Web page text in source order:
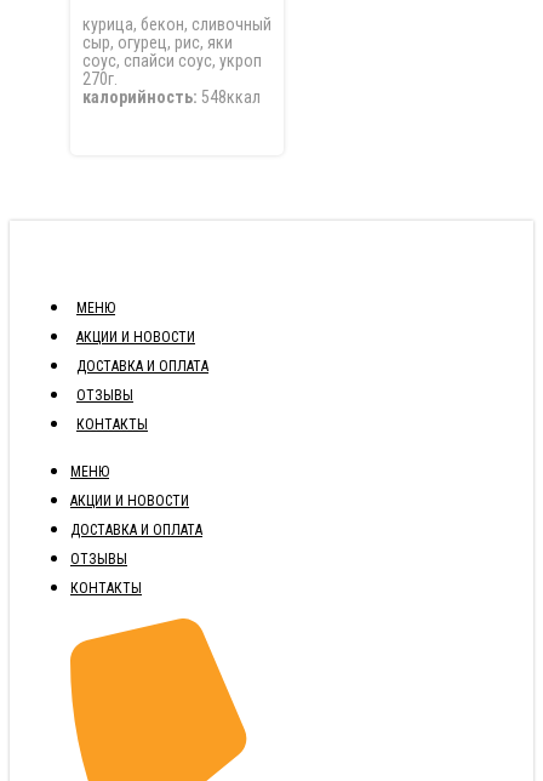
курица, бекон, сливочный
сыр, огурец, рис, яки
соус, спайси соус, укроп
270г.
калорийность: 548ккал
МЕНЮ
АКЦИИ И НОВОСТИ
ДОСТАВКА И ОПЛАТА
ОТЗЫВЫ
КОНТАКТЫ
МЕНЮ
АКЦИИ И НОВОСТИ
ДОСТАВКА И ОПЛАТА
ОТЗЫВЫ
КОНТАКТЫ